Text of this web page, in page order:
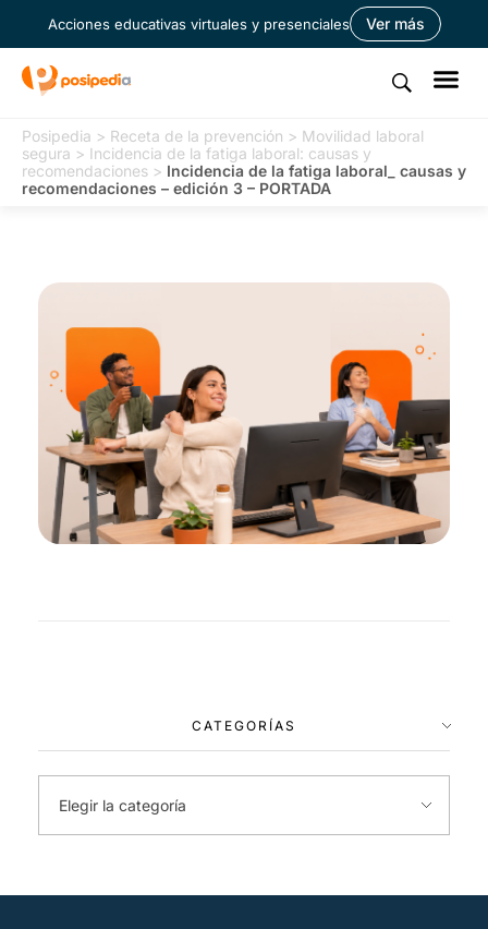
Acciones educativas virtuales y presenciales Ver más
Posipedia > Receta de la prevención > Movilidad laboral
segura > Incidencia de la fatiga laboral: causas y
recomendaciones > Incidencia de la fatiga laboral_ causas y
recomendaciones – edición 3 – PORTADA
CATEGORÍAS